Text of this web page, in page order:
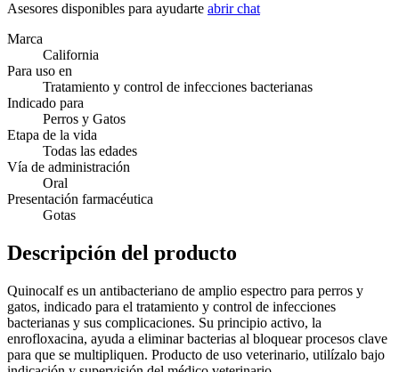
Asesores disponibles para ayudarte abrir chat
Marca
California
Para uso en
Tratamiento y control de infecciones bacterianas
Indicado para
Perros y Gatos
Etapa de la vida
Todas las edades
Vía de administración
Oral
Presentación farmacéutica
Gotas
Descripción del producto
Quinocalf es un antibacteriano de amplio espectro para perros y
gatos, indicado para el tratamiento y control de infecciones
bacterianas y sus complicaciones. Su principio activo, la
enrofloxacina, ayuda a eliminar bacterias al bloquear procesos clave
para que se multipliquen. Producto de uso veterinario, utilízalo bajo